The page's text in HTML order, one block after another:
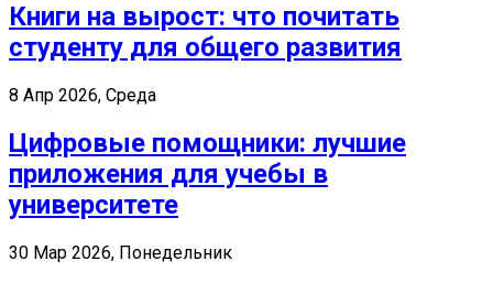
Книги на вырост: что почитать
студенту для общего развития
8 Апр 2026, Среда
Цифровые помощники: лучшие
приложения для учебы в
университете
30 Мар 2026, Понедельник